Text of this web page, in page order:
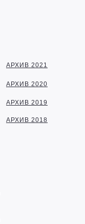
АРХИВ 2021
АРХИВ 2020
АРХИВ 2019
АРХИВ 2018